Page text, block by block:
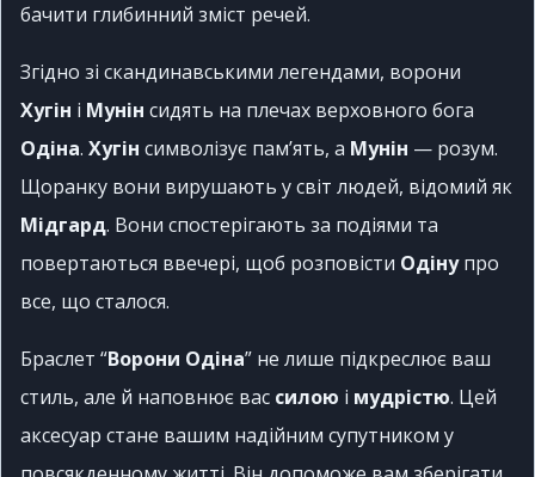
бачити глибинний зміст речей.
Згідно зі скандинавськими легендами, ворони
Хугін і Мунін сидять на плечах верховного бога
Одіна. Хугін символізує пам’ять, а Мунін — розум.
Щоранку вони вирушають у світ людей, відомий як
Мідгард. Вони спостерігають за подіями та
повертаються ввечері, щоб розповісти Одінупро
все, що сталося.
Браслет “Ворони Одіна” не лише підкреслює ваш
стиль, але й наповнює вас силою і мудрістю. Цей
аксесуар стане вашим надійним супутником у